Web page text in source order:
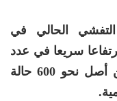
الحالي في
سريعا في عدد
الوفيات، حيث سُجلت 139 وفاة من أصل نحو 600 حالة